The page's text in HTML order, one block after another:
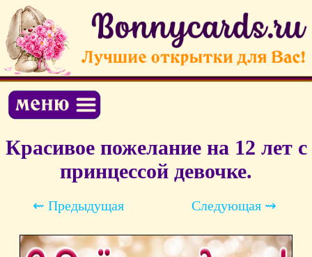
Красивое пожелание на 12 лет с
принцессой девочке.
⇜ Предыдущая Следующая ⇝